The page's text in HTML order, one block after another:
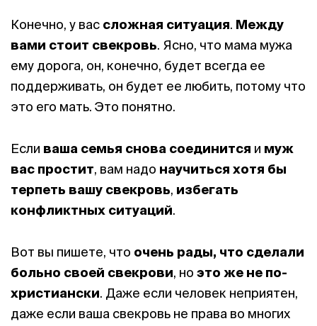
Конечно, у вас сложная ситуация. Между
вами стоит свекровь. Ясно, что мама мужа
ему дорога, он, конечно, будет всегда ее
поддерживать, он будет ее любить, потому что
это его мать. Это понятно.
Если ваша семья снова соединится и муж
вас простит, вам надо научиться хотя бы
терпеть вашу свекровь, избегать
конфликтных ситуаций.
Вот вы пишете, что очень рады, что сделали
больно своей свекрови, но это же не по-
христиански. Даже если человек неприятен,
даже если ваша свекровь не права во многих